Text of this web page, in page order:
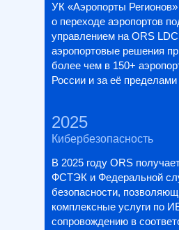
УК «Аэропорты
о переходе аэропортов
управлением на ORS
аэропортовые решения
более чем в 150+
России и за её пределами
В 2025 году ORS
ФСТЭК и Федеральной
безопасности,
комплексные услуги по
сопровождению в
Кибербезопасность
2025